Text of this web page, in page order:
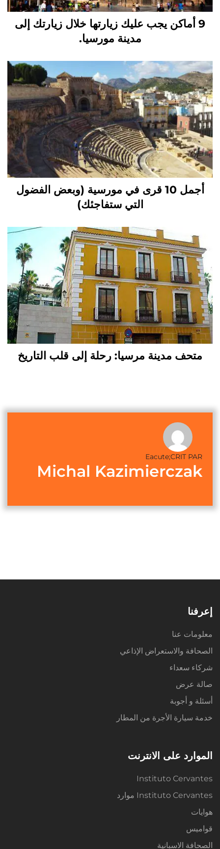
9 أماكن يجب عليك زيارتها خلال زيارتك إلى
مدينة مورسيا.
أجمل 10 قرى في مورسية (وبعض الفضول
التي ستفاجئك)
متحف مدينة مرسيا: رحلة إلى قلب التاريخ
Eacute;CRIT PAR
Michal Kazimierczak
إعرفنا
معلومات عنا
الصحافة والاستعراض الإذاعي
شركاء سعداء
صالة عرض
أسئلة و أجوبة
خدمة سيارة الأجرة من المطار
الموارد على الانترنت
Instituto Cervantes
Instituto Cervantes موارد
هوايات
قواميس
الصحافة الاسبانية